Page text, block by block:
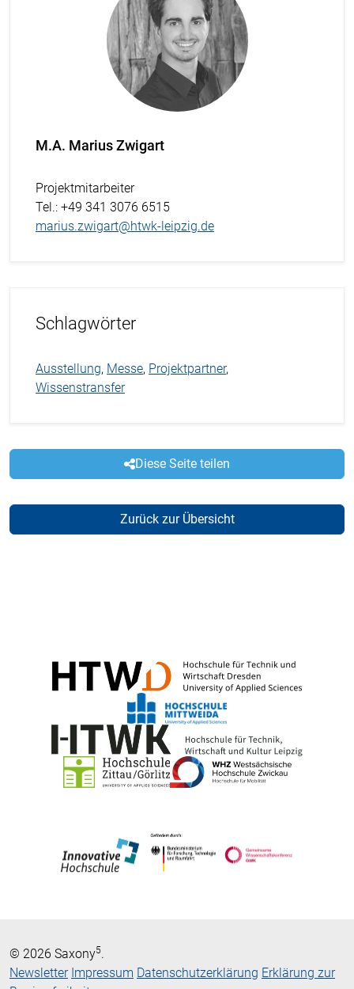
M.A. Marius Zwigart
Projektmitarbeiter
Tel.: +49 341 3076 6515
marius.zwigart@htwk-leipzig.de
Schlagwörter
Ausstellung, Messe, Projektpartner,
Wissenstransfer
Diese Seite teilen
Zurück zur Übersicht
© 2026 Saxony5.
Newsletter Impressum Datenschutzerklärung Erklärung zur